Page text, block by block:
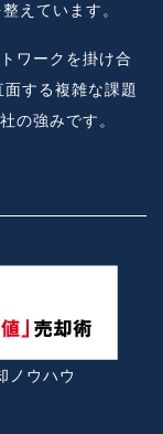
えています。
ワークを掛け合
する複雑な課題
の強みです。
ノウハウ